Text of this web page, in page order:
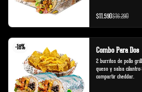
$11.590$16.290
-18% Combo Para Dos
2 burritos de pollo
queso y salsa
compartir cheddar.